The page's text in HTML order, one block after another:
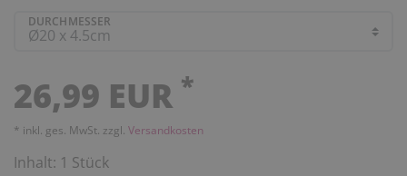
DURCHMESSER
26,99 EUR *
* inkl. ges. MwSt. zzgl. Versandkosten
Inhalt: 1 Stück